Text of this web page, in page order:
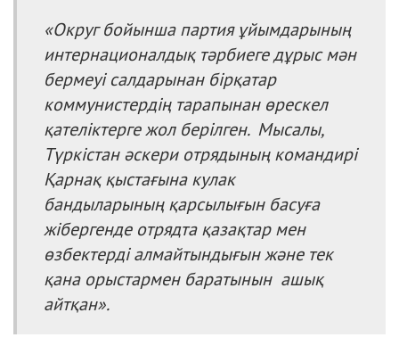
«Округ бойынша партия ұйымдарының
интернационалдық тәрбиеге дұрыс мән
бермеуі салдарынан бірқатар
коммунистердің тарапынан өрескел
қателіктерге жол берілген. Мысалы,
Түркістан әскери отрядының командирі
Қарнақ қыстағына кулак
бандыларының қарсылығын басуға
жібергенде отрядта қазақтар мен
өзбектерді алмайтындығын және тек
қана орыстармен баратынын ашық
айтқан».